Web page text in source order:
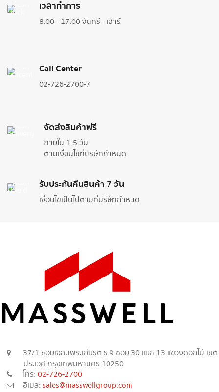
เวลาทำการ
8:00 - 17:00 จันทร์ - เสาร์
Call Center
02-726-2700-7
จัดส่งสินค้าฟรี
ภายใน 1-5 วัน
ตามเงื่อนไขที่บริษัทกำหนด
รับประกันคืนสินค้า 7 วัน
เงื่อนไขเป็นไปตามที่บริษัทกำหนด
37/1 ซอยเฉลิมพระเกียรติ ร.9 ซอย 30 แยก 13 แขวงดอกไม้ เขต
ประเวศ กรุงเทพมหานคร 10250
โทร: 02-726-2700
อีเมล: sales@masswellgroup.com